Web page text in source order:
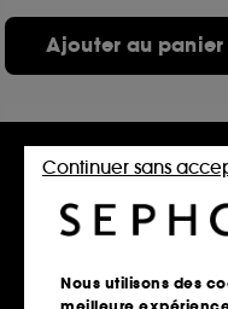
Ajouter au panier
Nous utilisons des
Continuer sans